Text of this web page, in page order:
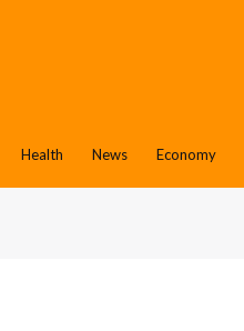
Health News Economy